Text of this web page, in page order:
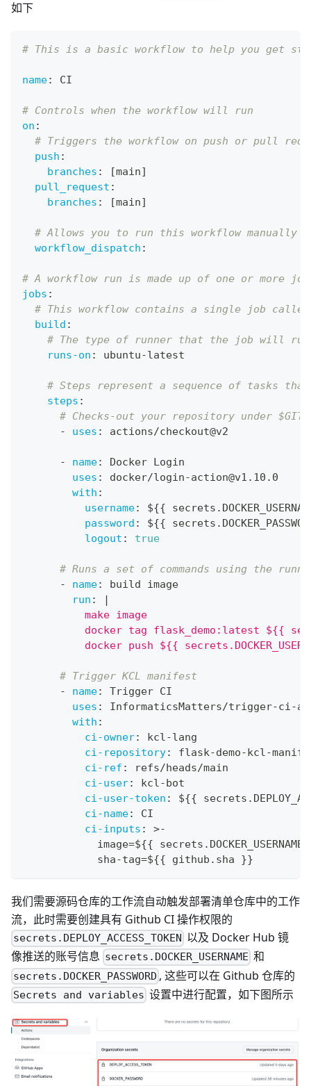
如下
# This is a basic workflow to help you get
name: CI
# Controls when the workflow will run
on :
# Triggers the workflow on push or pull
push :
branches : [main]
pull_request :
branches : [main]
# Allows you to run this workflow manually
workflow_dispatch :
# A workflow run is made up of one or more
jobs :
# This workflow contains a single job
build :
# The type of runner that the job will run
runs-on : ubuntu-latest
# Steps represent a sequence of tasks
steps :
# Checks-out your repository under
-
uses : actions/checkout@v2
- name:
Docker Login
uses : docker/login-action@v1.10.0
with :
username: ${{
password : ${{
logout : true
# Runs a set of commands using the
-
name:
build image
run :
|
          make image
docker tag flask_demo:latest ${{
docker push ${{
# Trigger KCL manifest
-
name:
Trigger CI
uses : InformaticsMatters/trigger-ci-
with :
ci-owner: kcl-lang
ci-repository: flask-demo-kcl-
ci-ref :
refs/heads/main
ci-user: kcl-bot
ci-user-token : ${{
ci-name:
CI
ci-inputs : >-
            image=$
{{ secrets.DOCKER_USERNAME
            sha
-tag=${{ github.sha }}
我们需要源码仓库的工作流自动触发部署清单仓库中的工作
流，此时需要创建具有 Github CI 操作权限的
secrets.DEPLOY_ACCESS_TOKEN 以及 Docker Hub 镜
像推送的账号信息 secrets.DOCKER_USERNAME 和
secrets.DOCKER_PASSWORD , 这些可以在 Github 仓库的
Secrets and variables 设置中进行配置，如下图所示